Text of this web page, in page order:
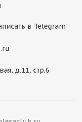
HS
в Telegram
д.11, стр.6